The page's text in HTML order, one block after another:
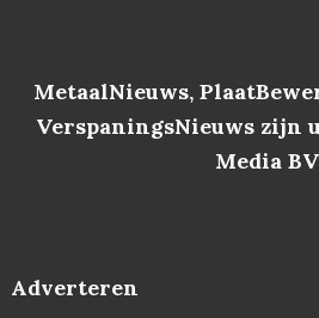
MetaalNieuws,
VerspaningsNieuws zijn
Media BV
Adverteren